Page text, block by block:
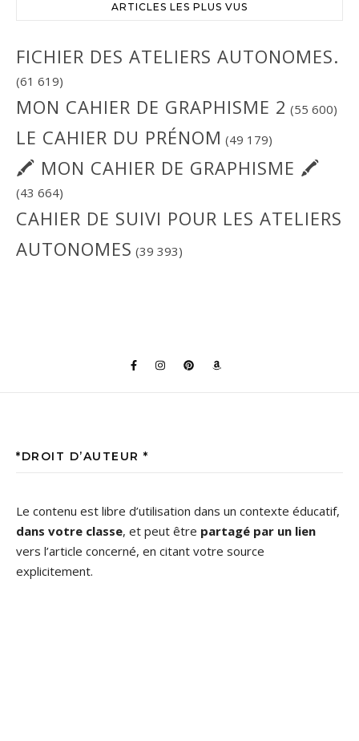
ARTICLES LES PLUS VUS
FICHIER DES ATELIERS AUTONOMES.
(61 619)
MON CAHIER DE GRAPHISME 2 (55 600)
LE CAHIER DU PRÉNOM (49 179)
🖍 MON CAHIER DE GRAPHISME 🖍
(43 664)
CAHIER DE SUIVI POUR LES ATELIERS
AUTONOMES (39 393)
*DROIT D’AUTEUR *
Le contenu est libre d’utilisation dans un contexte éducatif,
dans votre classe, et peut être partagé par un lien
vers l’article concerné, en citant votre source
explicitement.